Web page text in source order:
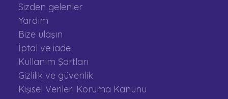
Sizden gelenler
Yardım
Bize ulaşın
İptal ve iade
Kullanım Şartları
Gizlilik ve güvenlik
Kişisel Verileri Koruma Kanunu